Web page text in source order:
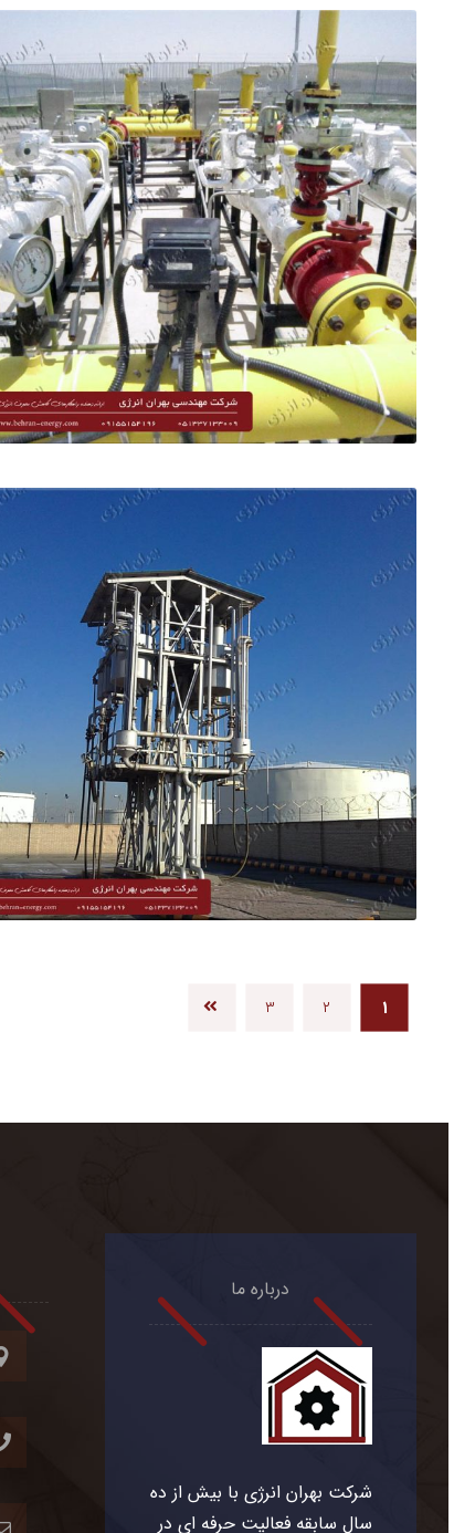
۱ ۲ ۳
درباره ما
شرکت بهران انرژی با بیش از ده
سال سابقه فعالیت حرفه ای در